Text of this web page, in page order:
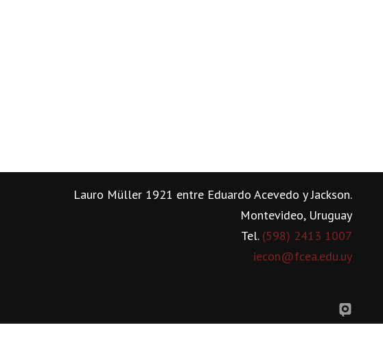
Lauro Müller 1921 entre Eduardo Acevedo y Jackson.
Montevideo, Uruguay
Tel. (598) 2413 1007
iecon@fcea.edu.uy